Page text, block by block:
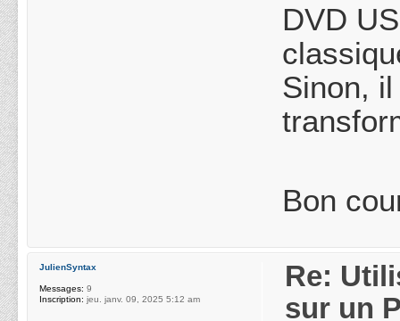
DVD
Sinon,
Bon
Re:
sur un
JulienSyntax
Messages: 9
Inscription: jeu. janv. 09, 2025 5:12 am